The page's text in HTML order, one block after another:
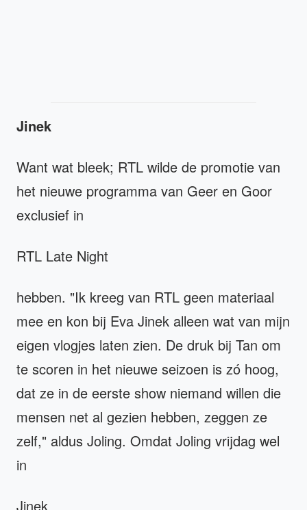
Jinek
Want wat bleek; RTL wilde de promotie van
het nieuwe programma van Geer en Goor
exclusief in
RTL Late Night
hebben. "Ik kreeg van RTL geen materiaal
mee en kon bij Eva Jinek alleen wat van mijn
eigen vlogjes laten zien. De druk bij Tan om
te scoren in het nieuwe seizoen is zó hoog,
dat ze in de eerste show niemand willen die
mensen net al gezien hebben, zeggen ze
zelf," aldus Joling. Omdat Joling vrijdag wel
in
Jinek